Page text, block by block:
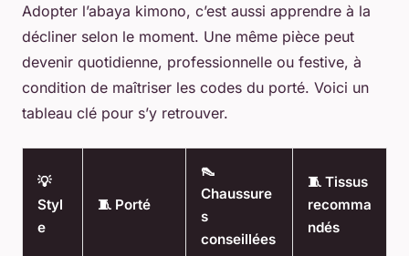
Adopter l’abaya kimono, c’est aussi apprendre à la
décliner selon le moment. Une même pièce peut
devenir quotidienne, professionnelle ou festive, à
condition de maîtriser les codes du porté. Voici un
tableau clé pour s’y retrouver.
💡
Styl
e
🧵 Porté
👠
Chaussure
s
conseillées
🧵 Tissus
recomma
ndés